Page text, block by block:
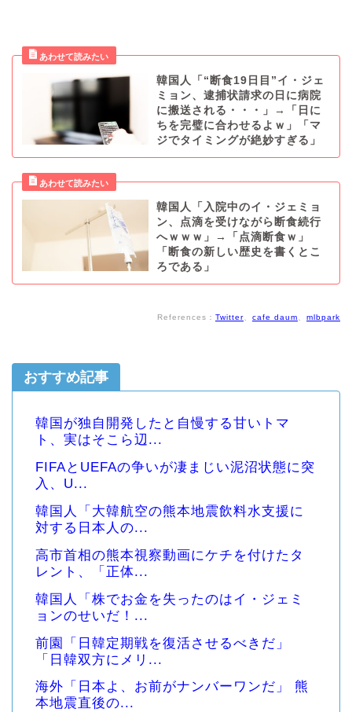
韓国人「“断食19日目”イ・ジェ
ミョン、逮捕状請求の日に病院
に搬送される・・・」→「日に
ちを完璧に合わせるよｗ」「マ
ジでタイミングが絶妙すぎる」
韓国人「入院中のイ・ジェミョ
ン、点滴を受けながら断食続行
へｗｗｗ」→「点滴断食ｗ」
「断食の新しい歴史を書くとこ
ろである」
References： Twitter、 cafe daum、 mlbpark
おすすめ記事
韓国が独自開発したと自慢する甘いトマ
ト、実はそこら辺...
FIFAとUEFAの争いが凄まじい泥沼状態に突
入、U...
韓国人「大韓航空の熊本地震飲料水支援に
対する日本人の...
高市首相の熊本視察動画にケチを付けたタ
レント、「正体...
韓国人「株でお金を失ったのはイ・ジェミ
ョンのせいだ！...
前園「日韓定期戦を復活させるべきだ」
「日韓双方にメリ...
海外「日本よ、お前がナンバーワンだ」 熊
本地震直後の...